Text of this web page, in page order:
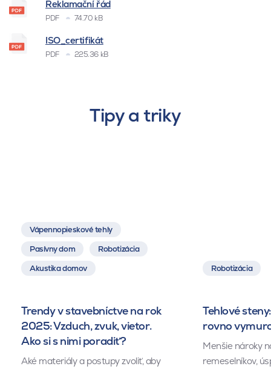
Reklamační řád
PDF 74.70 kB
ISO_certifikát
PDF 225.36 kB
Tipy a triky
Vápennopieskové tehly
Pasívny dom
Robotizácia
Akustika domov
Trendy v stavebníctve na rok
2025: Vzduch, zvuk, vietor.
Ako si s nimi poradiť?
Aké materiály a postupy zvoliť, aby
Robotizácia
Tehlové
rovno
Menšie nároky
remeselníkov,